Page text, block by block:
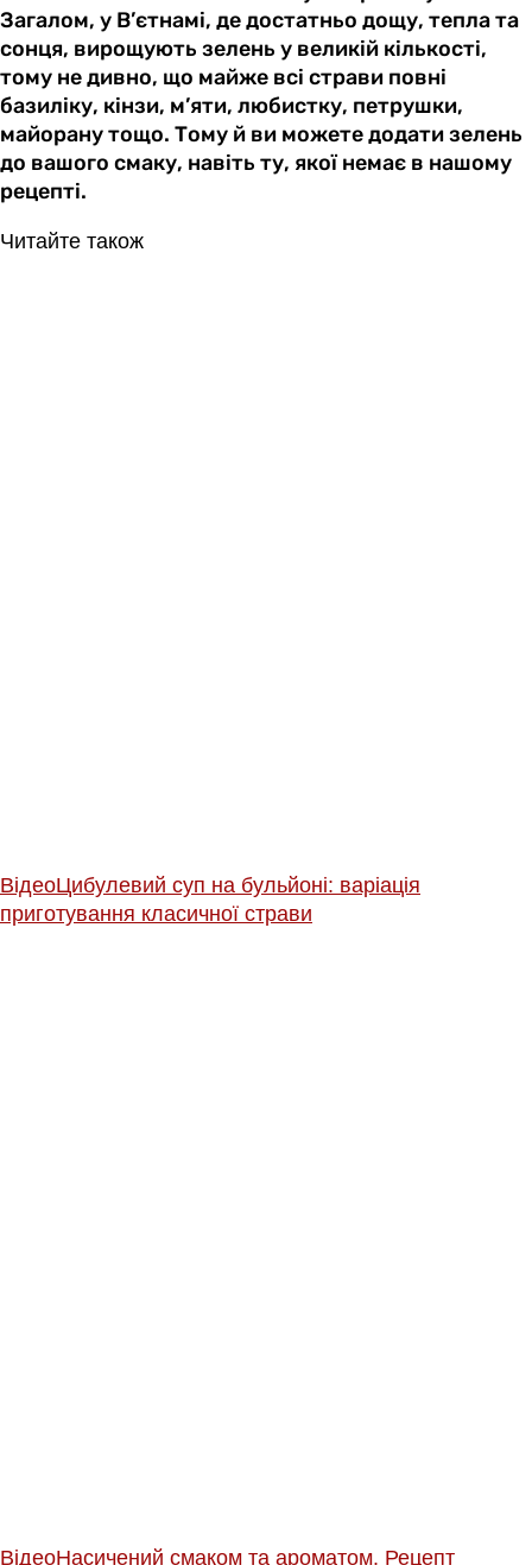
Загалом, у В’єтнамі, де достатньо дощу, тепла та
сонця, вирощують зелень у великій кількості,
тому не дивно, що майже всі страви повні
базиліку, кінзи, м’яти, любистку, петрушки,
майорану тощо. Тому й ви можете додати зелень
до вашого смаку, навіть ту, якої немає в нашому
рецепті.
Читайте також
ВідеоЦибулевий суп на бульйоні: варіація
приготування класичної страви
ВідеоНасичений смаком та ароматом. Рецепт